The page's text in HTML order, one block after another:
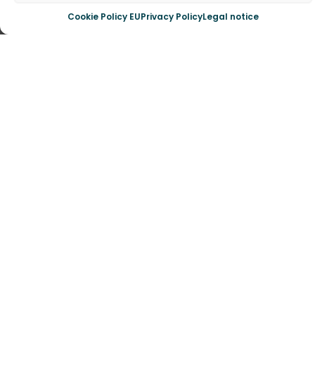
Cookie Policy EUPrivacy PolicyLegal notice